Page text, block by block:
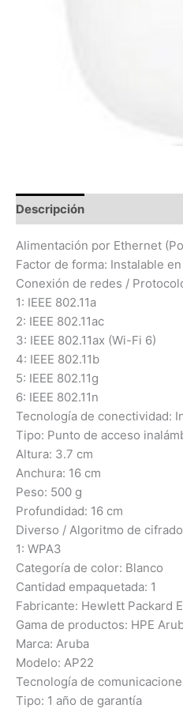
Descripción
Alimentación por Ethernet
Factor de forma: Instalable
Conexión de redes /
1: IEEE 802.11a
2: IEEE 802.11ac
3: IEEE 802.11ax (Wi-Fi 6)
4: IEEE 802.11b
5: IEEE 802.11g
6: IEEE 802.11n
Tecnología de conectividad:
Tipo: Punto de acceso
Altura: 3.7 cm
Anchura: 16 cm
Peso: 500 g
Profundidad: 16 cm
Diverso / Algoritmo de
1: WPA3
Categoría de color: Blanco
Cantidad empaquetada: 1
Fabricante: Hewlett Packard
Gama de productos: HPE
Marca: Aruba
Modelo: AP22
Tecnología de
Tipo: 1 año de garantía